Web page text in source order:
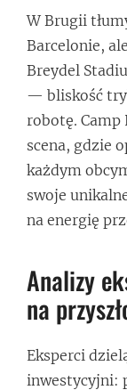
W Brugii
Barcelonie,
Breydel
— bliskość
robotę.
scena, gdzie
każdym
swoje
na energię
Analizy
na
Eksperci
inwestycyjni: